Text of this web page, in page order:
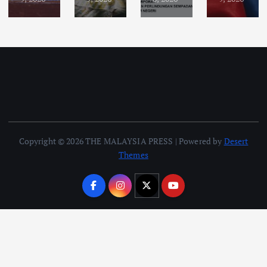
Copyright © 2026 THE MALAYSIA PRESS | Powered by Desert
Themes